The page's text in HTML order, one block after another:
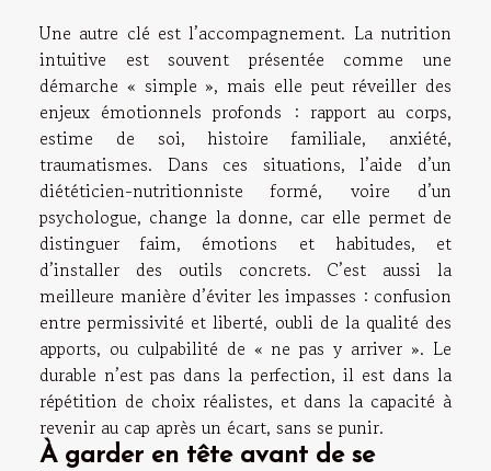
Une autre clé est l’accompagnement. La nutrition
intuitive est souvent présentée comme une
démarche « simple », mais elle peut réveiller des
enjeux émotionnels profonds : rapport au corps,
estime de soi, histoire familiale, anxiété,
traumatismes. Dans ces situations, l’aide d’un
diététicien-nutritionniste formé, voire d’un
psychologue, change la donne, car elle permet de
distinguer faim, émotions et habitudes, et
d’installer des outils concrets. C’est aussi la
meilleure manière d’éviter les impasses : confusion
entre permissivité et liberté, oubli de la qualité des
apports, ou culpabilité de « ne pas y arriver ». Le
durable n’est pas dans la perfection, il est dans la
répétition de choix réalistes, et dans la capacité à
revenir au cap après un écart, sans se punir.
À garder en tête avant de se